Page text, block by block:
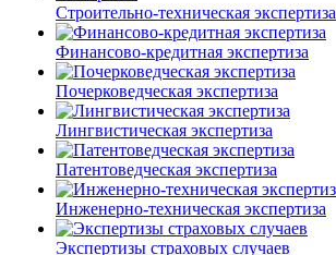
Строительно-техническая экспертиза
Финансово-кредитная экспертиза
Почерковедческая экспертиза
Лингвистическая экспертиза
Патентоведческая экспертиза
Инженерно-техническая экспертиза
Экспертизы страховых случаев